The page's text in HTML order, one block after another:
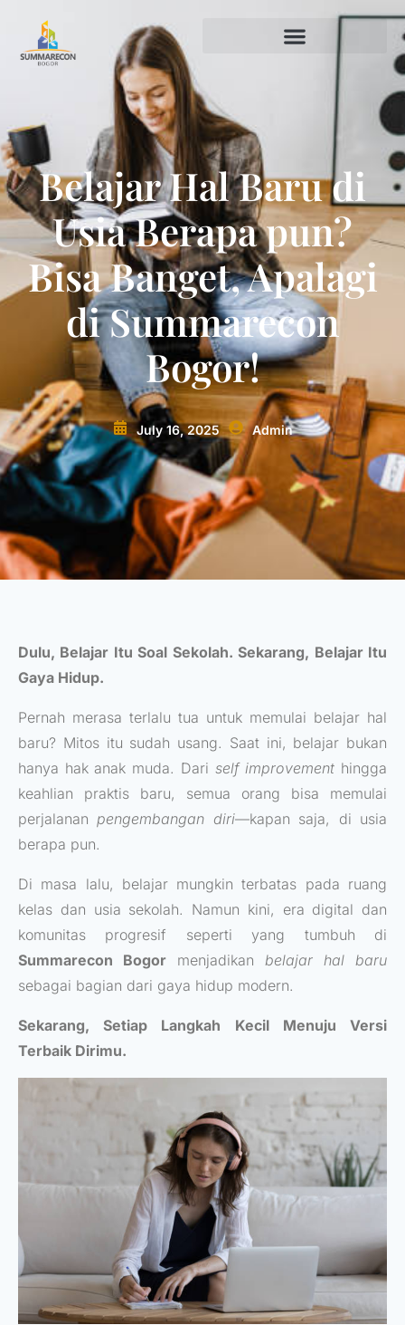
Belajar Hal Baru di
Usia Berapa pun?
Bisa Banget, Apalagi
di Summarecon
Bogor!
July 16, 2025 Admin
Dulu, Belajar Itu Soal Sekolah. Sekarang, Belajar Itu
Gaya Hidup.
Pernah merasa terlalu tua untuk memulai belajar hal
baru? Mitos itu sudah usang. Saat ini, belajar bukan
hanya hak anak muda. Dari self improvement hingga
keahlian praktis baru, semua orang bisa memulai
perjalananpengembangan diri—kapan saja, di usia
berapa pun.
Di masa lalu, belajar mungkin terbatas pada ruang
kelas dan usia sekolah. Namun kini, era digital dan
komunitas progresif seperti yang tumbuh di
Summarecon Bogor menjadikan belajar hal baru
sebagai bagian dari gaya hidup modern.
Sekarang, Setiap Langkah Kecil Menuju Versi
Terbaik Dirimu.